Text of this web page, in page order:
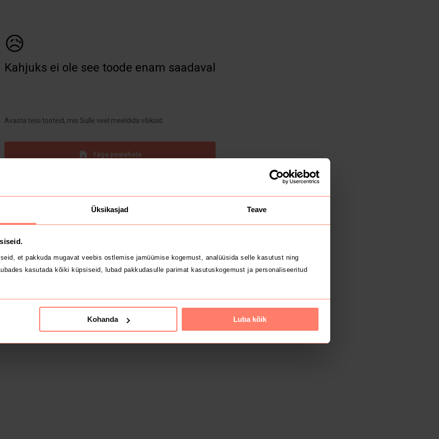
Üksikasjad Teave
et pakkuda mugavat veebis ostlemise jamüümise kogemust, analüüsida selle kasutust ning
kasutada kõiki küpsiseid, lubad pakkudasulle parimat kasutuskogemust ja personaliseeritud
Kohanda Luba kõik
😥
Kahjuks ei ole see toode enam saadaval
Avasta teisi tooteid, mis Sulle veel meeldida võiksid
Yaga pealehele